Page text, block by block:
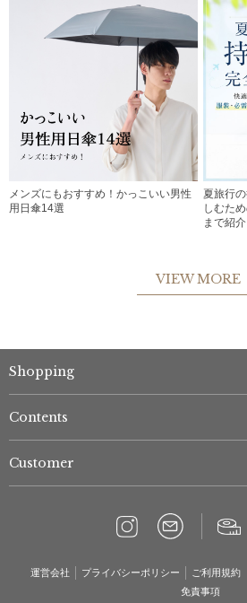
メンズにもおすすめ！かっこいい男性
用日傘14選
夏旅行
しむた
まで紹介
VIEW MORE
Shopping
Contents
Customer
運営会社 プライバシーポリシー ご利用規約
免責事項